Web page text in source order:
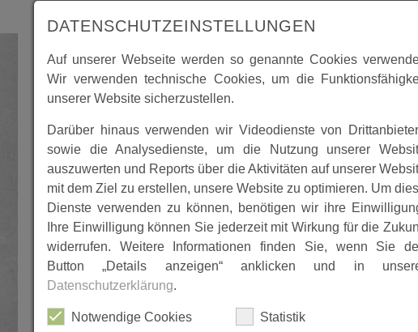
DATENSCHUTZEINSTELLUNGEN
Auf unserer Webseite werden so genannte Cookies
Wir verwenden technische Cookies, um die
unserer Website sicherzustellen.
Darüber hinaus verwenden wir Videodienste von
sowie die Analysedienste, um die Nutzung unserer
auszuwerten und Reports über die Aktivitäten auf unserer
mit dem Ziel zu erstellen, unsere Website zu optimieren. Um
Dienste verwenden zu können, benötigen wir ihre
Ihre Einwilligung können Sie jederzeit mit Wirkung für die
widerrufen. Weitere Informationen finden Sie, wenn Sie
Button „Details anzeigen“ anklicken und in
Datenschutzerklärung.
Notwendige Cookies Statistik